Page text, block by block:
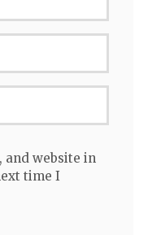
and website in
time I